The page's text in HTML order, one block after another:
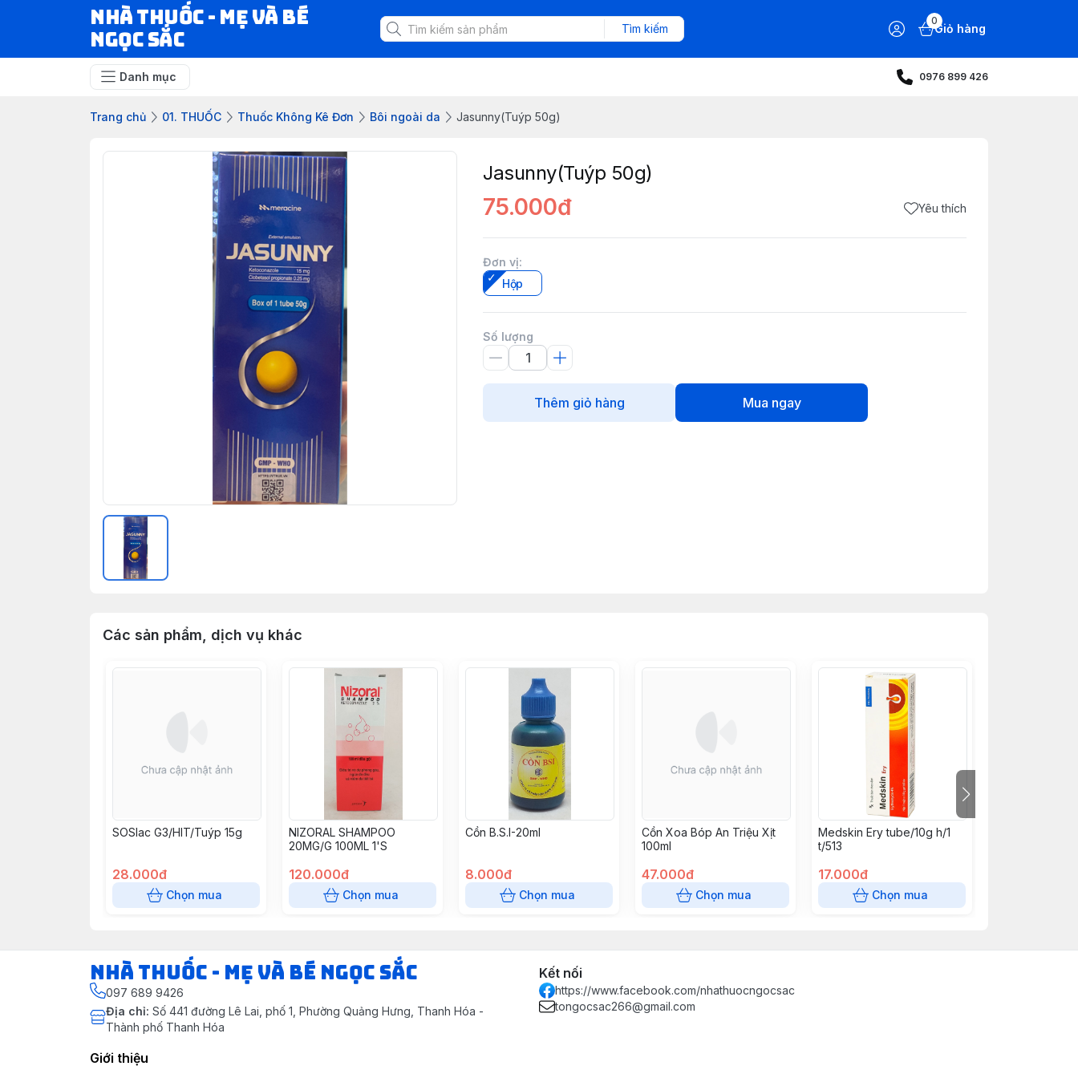
Nhà Thuốc - Mẹ và Bé
Ngọc Sắc
Tìm kiếm
0
Giỏ hàng
Danh mục 0976 899 426
Trang chủ 01. THUỐC Thuốc Không Kê Đơn Bôi ngoài da Jasunny(Tuýp 50g)
Jasunny(Tuýp 50g)
75.000đ Yêu thích
Đơn vị:
Hộp
Số lượng
Thêm giỏ hàng Mua ngay
Các sản phẩm, dịch vụ khác
SOSlac G3/HIT/Tuýp 15g
28.000đ
Chọn mua
NIZORAL SHAMPOO
20MG/G 100ML 1'S
120.000đ
Chọn mua
Cồn B.S.I-20ml
8.000đ
Chọn mua
Cồn Xoa Bóp An Triệu Xịt
100ml
47.000đ
Chọn mua
Medskin Ery tube/10g h/1
t/513
17.000đ
Chọn mua
Nhà Thuốc - Mẹ và Bé Ngọc Sắc
097 689 9426
Địa chỉ: Số 441 đường Lê Lai, phố 1, Phường Quảng Hưng, Thanh Hóa -
Thành phố Thanh Hóa
Kết nối
https://www.facebook.com/nhathuocngocsac
tongocsac266@gmail.com
Giới thiệu